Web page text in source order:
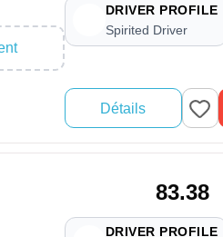
DRIVER PROFILE
Spirited Driver
Détails
83.38
DRIVER PROFILE